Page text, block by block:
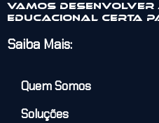
Vamos
educacional certa
Saiba Mais:
Quem Somos
Soluções